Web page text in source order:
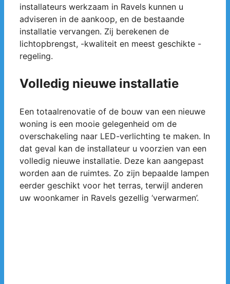
installateurs werkzaam in Ravels kunnen u
adviseren in de aankoop, en de bestaande
installatie vervangen. Zij berekenen de
lichtopbrengst, -kwaliteit en meest geschikte -
regeling.
Volledig nieuwe installatie
Een totaalrenovatie of de bouw van een nieuwe
woning is een mooie gelegenheid om de
overschakeling naar LED-verlichting te maken. In
dat geval kan de installateur u voorzien van een
volledig nieuwe installatie. Deze kan aangepast
worden aan de ruimtes. Zo zijn bepaalde lampen
eerder geschikt voor het terras, terwijl anderen
uw woonkamer in Ravels gezellig ‘verwarmen’.